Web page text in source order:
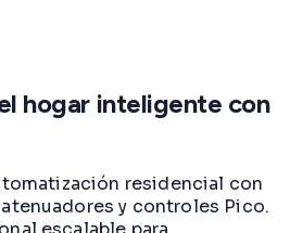
hogar inteligente con
residencial con
y controles Pico.